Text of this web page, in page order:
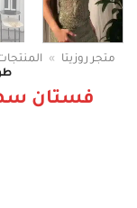
متجر روزيتا »
فستان